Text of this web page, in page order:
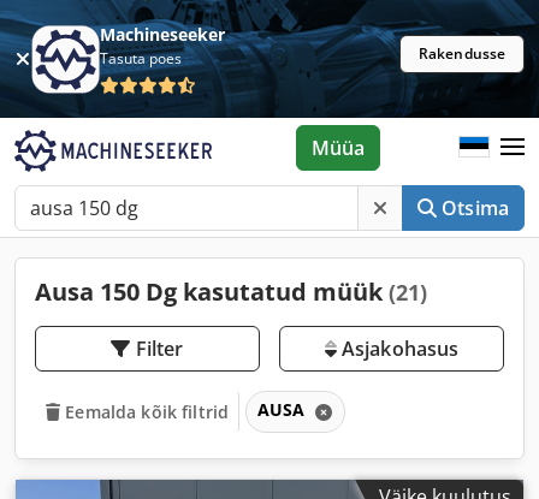
Machineseeker
Tasuta poes Rakendusse
Otsima
Müüa
Ausa 150 Dg kasutatud müük (21)
Filter Asjakohasus
Eemalda kõik filtrid AUSA